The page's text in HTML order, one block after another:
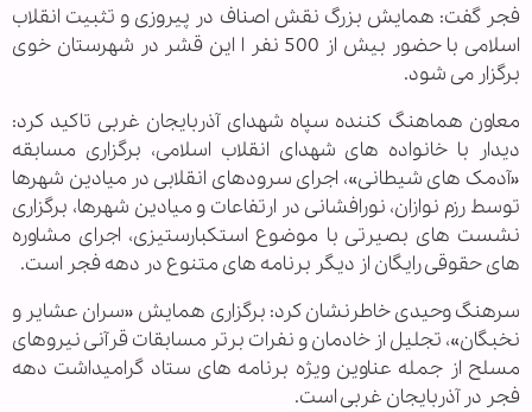
فجر گفت: همایش بزرگ نقش اصناف در پیروزی و تثبیت انقلاب
اسلامی با حضور بیش از 500 نفر ا این قشر در شهرستان خوی
برگزار می شود.
معاون هماهنگ کننده سپاه شهدای آذربایجان غربی تاکید کرد:
دیدار با خانواده های شهدای انقلاب اسلامی، برگزاری مسابقه
«آدمک های شیطانی»، اجرای سرودهای انقلابی در میادین شهرها
توسط رزم نوازان، نورافشانی در ارتفاعات و میادین شهرها، برگزاری
نشست های بصیرتی با موضوع استکبارستیزی، اجرای مشاوره
های حقوقی رایگان از دیگر برنامه های متنوع در دهه فجر است.
سرهنگ وحیدی خاطرنشان کرد: برگزاری همایش «سران عشایر و
نخبگان»، تجلیل از خادمان و نفرات برتر مسابقات قرآنی نیروهای
مسلح از جمله عناوین ویژه برنامه های ستاد گرامیداشت دهه
فجر در آذربایجان غربی است.